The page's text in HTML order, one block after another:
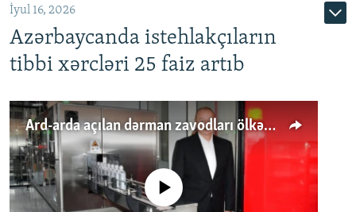
İyul 16, 2026
Azərbaycanda istehlakçıların
tibbi xərcləri 25 faiz artıb
Ard-arda açılan dərman zavodları ölkənin tələbatını ödəyirmi?
No media source currently available